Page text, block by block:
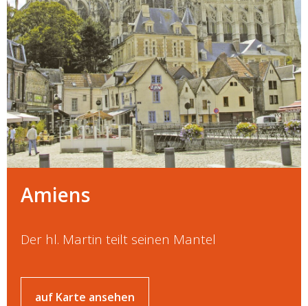
Amiens
Der hl. Martin teilt seinen Mantel
auf Karte ansehen